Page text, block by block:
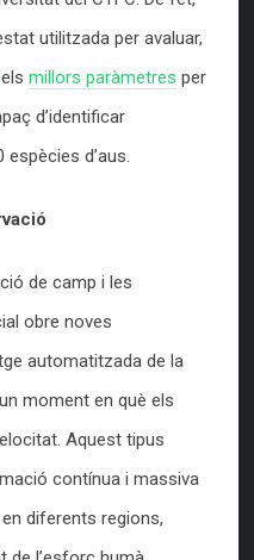
utilitzada per avaluar,
millors paràmetres per
d’identificar
d’aus.
de camp i les
obre noves
automatitzada de la
moment en què els
Aquest tipus
contínua i massiva
diferents regions,